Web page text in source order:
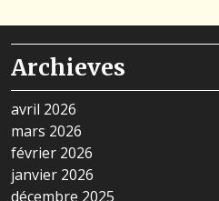
Archieves
avril 2026
mars 2026
février 2026
janvier 2026
décembre 2025